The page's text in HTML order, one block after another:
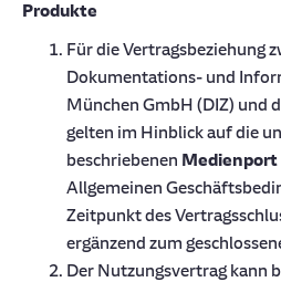
Produkte
Für die Vertragsbeziehung
Dokumentations- und
München GmbH (DIZ) und
gelten im Hinblick auf die
beschriebenen Medienport
Allgemeinen
Zeitpunkt des
ergänzend zum
Der Nutzungsvertrag kann